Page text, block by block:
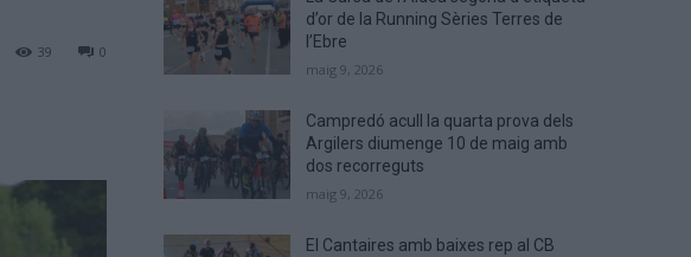
0
39
d’or de la Running Sèries Terres de
l’Ebre
maig 9, 2026
Campredó acull la quarta prova dels
Argilers diumenge 10 de maig amb
dos recorreguts
maig 9, 2026
El Cantaires amb baixes rep al CB